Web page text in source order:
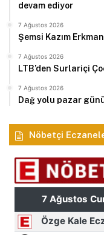
devam ediyor
7 Ağustos 2026
Şemsi Kazım
7 Ağustos 2026
LTB’den Surlariçi
7 Ağustos 2026
Dağ yolu pazar
Nöbetçi